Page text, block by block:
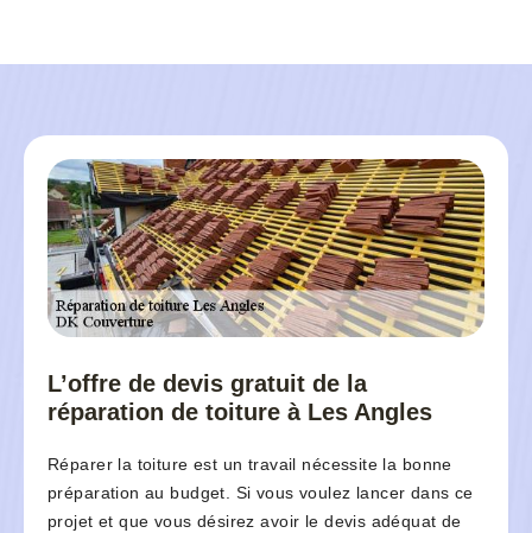
L’offre de devis gratuit de la
réparation de toiture à Les Angles
Réparer la toiture est un travail nécessite la bonne
préparation au budget. Si vous voulez lancer dans ce
projet et que vous désirez avoir le devis adéquat de